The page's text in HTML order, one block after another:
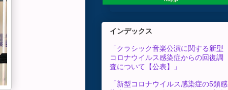
インデックス
「クラシック音楽公演に関する新型
コロナウイルス感染症からの回復調
査について【公表】」
「新型コロナウイルス感染症の5類感